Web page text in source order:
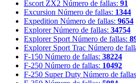
Escort ZX2 Número de fallas: 91
Excursion Número de fallas: 1344
Expedition Número de fallas: 9654
Explorer Número de fallas: 34754
Explorer Sport Número de fallas:
Explorer Sport Trac Número de
F-150 Número de fallas: 38224
F-250 Número de fallas: 10492
F-250 Super Duty Número de